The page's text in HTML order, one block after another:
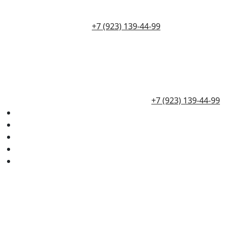
+7 (923) 139-44-99
+7 (923) 139-44-99